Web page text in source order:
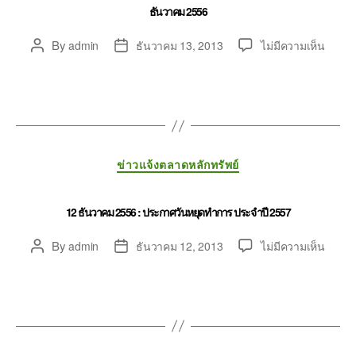
ธันวาคม 2556
Byadmin ธันวาคม 13, 2013 ไม่มีความเห็น
ข่าวแจ้งตลาดหลักทรัพย์
12 ธันวาคม 2556 : ประกาศวันหยุดทำการ ประจำปี 2557
Byadmin ธันวาคม 12, 2013 ไม่มีความเห็น